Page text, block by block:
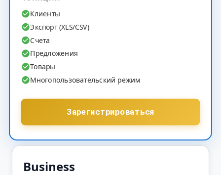
Клиенты
Экспорт (XLS/CSV)
Счета
Предложения
Товары
Многопользовательский режим
Зарегистрироваться
Business